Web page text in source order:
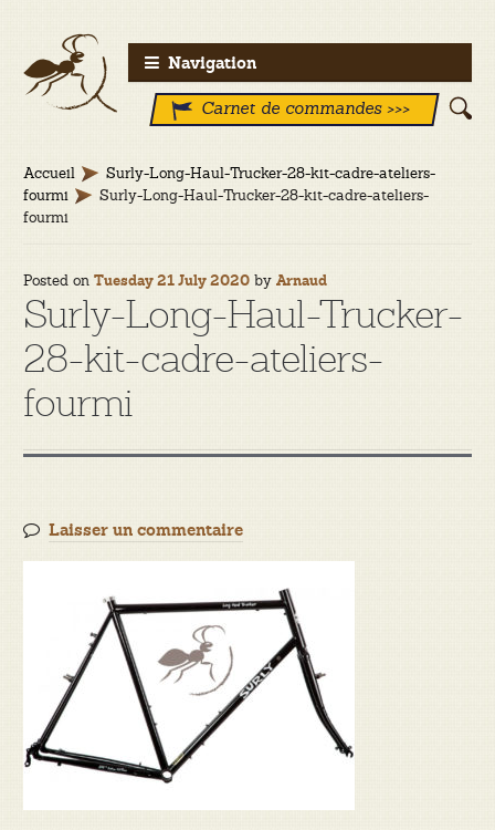
Aller
à
Aller
au
contenu
Navigation
Carnet de commandes >>>
Accueil
Surly-Long-Haul-Trucker-28-kit-cadre-ateliers-
fourmi
Surly-Long-Haul-Trucker-28-kit-cadre-ateliers-
fourmi
Posted on Tuesday 21 July 2020by Arnaud
Surly-Long-Haul-Trucker-
28-kit-cadre-ateliers-
fourmi
Laisser un commentaire